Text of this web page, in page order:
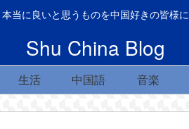
本当に良いと思うものを中国好きの皆様に
Shu China Blog
生活 中国語 音楽